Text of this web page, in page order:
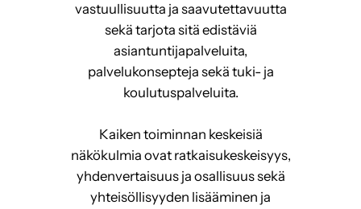
vastuullisuutta ja saavutettavuutta
sekä tarjota sitä edistäviä
asiantuntijapalveluita,
palvelukonsepteja sekä tuki- ja
koulutuspalveluita.
Kaiken toiminnan keskeisiä
näkökulmia ovat ratkaisukeskeisyys,
yhdenvertaisuus ja osallisuus sekä
yhteisöllisyyden lisääminen ja